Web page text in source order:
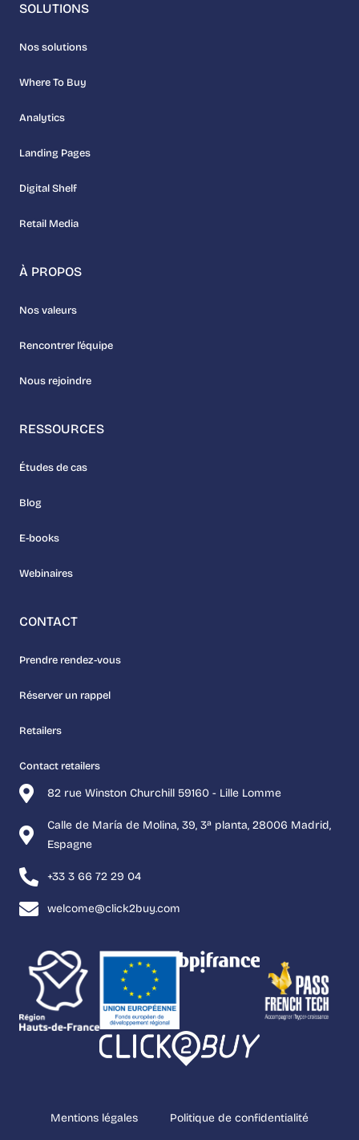
82 rue Winston Churchill 59160 - Lille Lomme
Calle de María de Molina, 39, 3ª planta, 28006 Madrid,
Espagne
+33 3 66 72 29 04
welcome@click2buy.com
SOLUTIONS
Nos solutions
Where To Buy
Analytics
Landing Pages
Digital Shelf
Retail Media
À PROPOS
Nos valeurs
Rencontrer l’équipe
Nous rejoindre
RESSOURCES
Études de cas
Blog
E-books
Webinaires
CONTACT
Prendre rendez-vous
Réserver un rappel
Retailers
Contact retailers
Mentions légales Politique de confidentialité